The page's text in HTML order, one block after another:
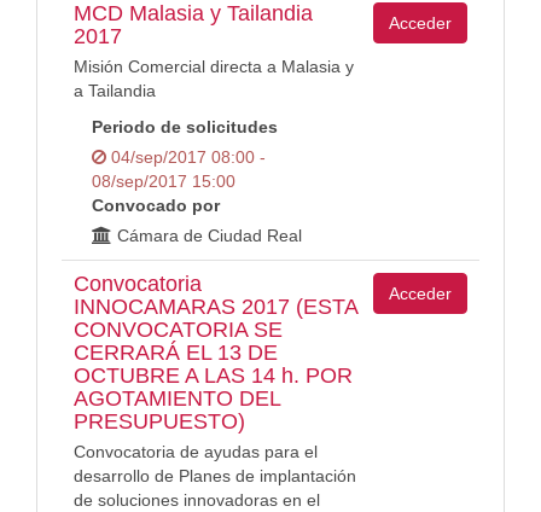
MCD Malasia y Tailandia
2017
Misión Comercial directa a Malasia y
a Tailandia
Periodo de solicitudes
04/sep/2017 08:00 -
08/sep/2017 15:00
Convocado por
Cámara de Ciudad Real
Acceder
Convocatoria
INNOCAMARAS 2017 (ESTA
CONVOCATORIA SE
CERRARÁ EL 13 DE
OCTUBRE A LAS 14 h. POR
AGOTAMIENTO DEL
PRESUPUESTO)
Convocatoria de ayudas para el
desarrollo de Planes de implantación
de soluciones innovadoras en el
Acceder